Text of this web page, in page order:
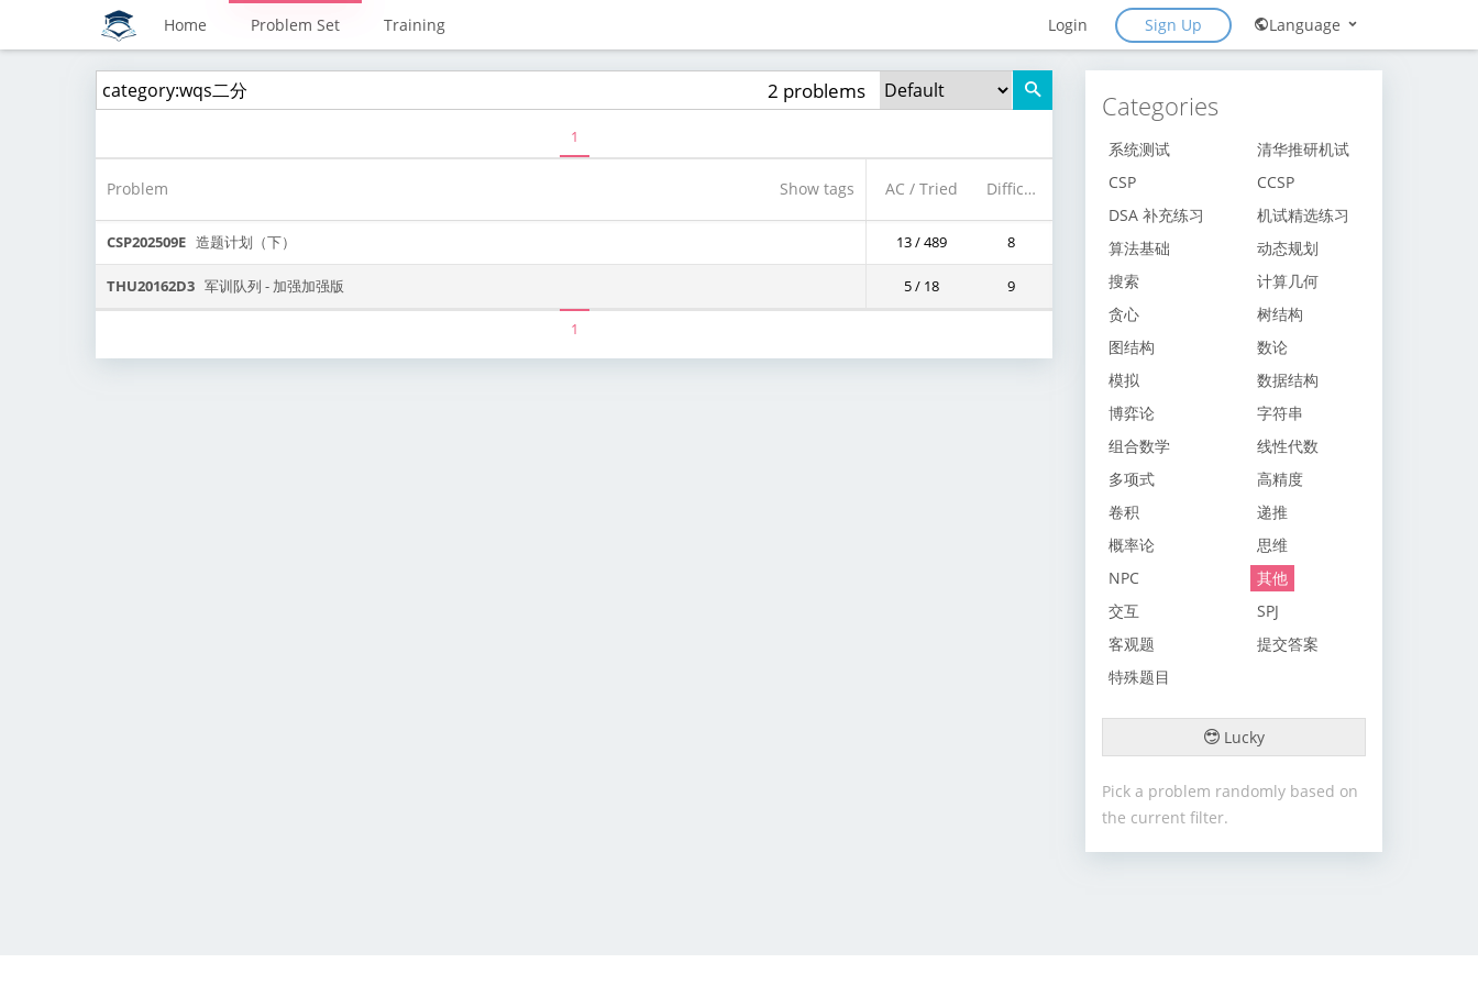
Home Problem Set Training Login Sign Up Language
2 problems
1
Problem Show tags AC / Tried Difficulty
CSP202509E 造题计划（下） 13 / 489 8
THU20162D3 军训队列 - 加强加强版 5 / 18 9
1
Categories
系统测试
清华推研机试
CSP
CCSP
DSA 补充练习
机试精选练习
算法基础
动态规划
搜索
计算几何
贪心
树结构
图结构
数论
模拟
数据结构
博弈论
字符串
组合数学
线性代数
多项式
高精度
卷积
递推
概率论
思维
NPC
其他
交互
SPJ
客观题
提交答案
特殊题目
Lucky
Pick a problem randomly based on
the current filter.